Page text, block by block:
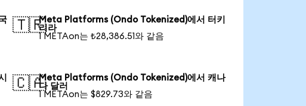
🇹🇷Meta Platforms (Ondo Tokenized)에서 터키
리라
1 METAon는 ₺28,386.51와 같음
🇨🇦Meta Platforms (Ondo Tokenized)에서 캐나
다 달러
1 METAon는 $829.73와 같음